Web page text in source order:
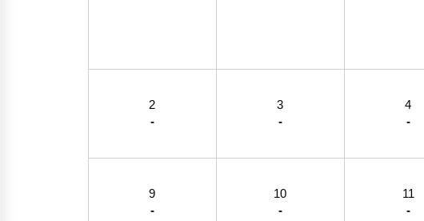
2
-
3
-
4
-
9
-
10
-
11
-